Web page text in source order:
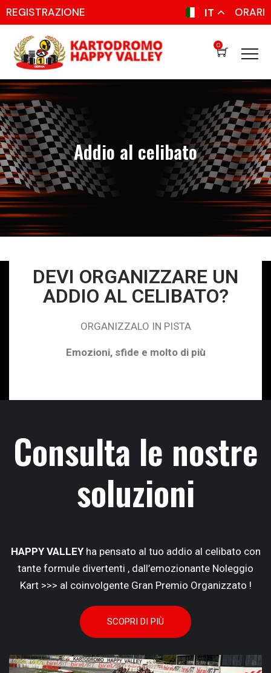
REGISTRAZIONE IT ORARI
0
Addio al celibato
DEVI ORGANIZZARE UN
ADDIO AL CELIBATO?
ORGANIZZALO IN PISTA
Emozioni, sfide e molto di più
Consulta le nostre
soluzioni
HAPPY VALLEYha pensato al tuo addio al celibato con
tante formule divertenti , dall’emozionante Noleggio
Kart >>> al coinvolgente Gran Premio Organizzato !
SCOPRI DI PIÙ